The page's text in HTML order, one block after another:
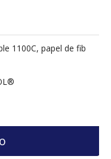
1100C, papel de fib